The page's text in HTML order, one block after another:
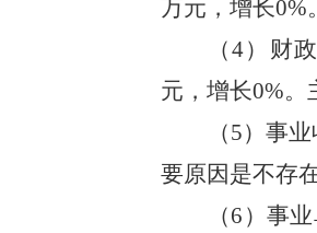
万元，增长0%
（4）
财
元，增长0%。
（5）事业
要原因是不存
（6）事